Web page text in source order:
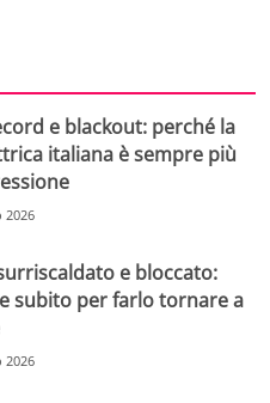
e blackout: perché la
italiana è sempre più
2026
e bloccato:
subito per farlo tornare a
2026